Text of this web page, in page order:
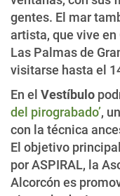
gentes. El mar
artista, que vive
Las Palmas de
visitarse hasta el
En el Vestíbulo
del pirograbado’,
con la técnica
El objetivo
por ASPIRAL, la
Alcorcón es